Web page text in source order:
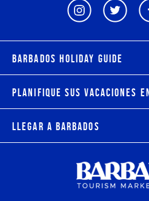
Barbados Holiday Guide
Planifique sus vacaciones
Llegar a Barbados